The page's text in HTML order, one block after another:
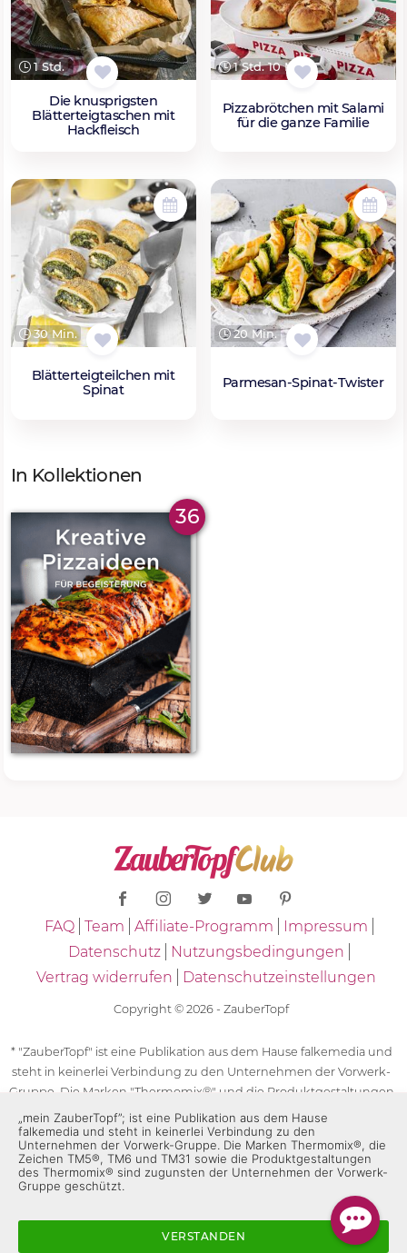
1 Std.
Die knusprigsten
Blätterteigtaschen mit
Hackfleisch
1 Std. 10 Min.
Pizzabrötchen mit Salami
für die ganze Familie
30 Min.
Blätterteigteilchen mit
Spinat
20 Min.
Parmesan-Spinat-Twister
In Kollektionen
36
FAQ Team Affiliate-Programm
Impressum
Datenschutz
Nutzungsbedingungen
Vertrag widerrufen
Datenschutzeinstellungen
Copyright © 2026 - ZauberTopf
* "ZauberTopf" ist eine Publikation aus dem Hause falkemedia und
steht in keinerlei Verbindung zu den Unternehmen der Vorwerk-
Gruppe. Die Marken "Thermomix®" und die Produktgestaltungen
des "Thermomix®" sind eingetragene Marken der Unternehmen
der Vorwerk-Gruppe. Die Marken Thermomix®, die Zeichen TM5®,
TM6 und TM31 sowie die Produktgestaltungen des Thermomix®
sind zugunsten der Unternehmen der Vorwerk-Gruppe
geschützt. Für die Rezeptangaben in "ZauberTopf" ist
„mein ZauberTopf”; ist eine Publikation aus dem Hause
falkemedia und steht in keinerlei Verbindung zu den
Unternehmen der Vorwerk-Gruppe. Die Marken Thermomix®, die
Zeichen TM5®, TM6 und TM31 sowie die Produktgestaltungen
des Thermomix® sind zugunsten der Unternehmen der Vorwerk-
Gruppe geschützt.
VERSTANDEN